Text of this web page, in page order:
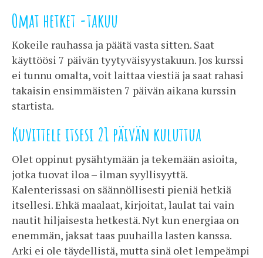
Omat hetket -takuu
Kokeile rauhassa ja päätä vasta sitten. Saat
käyttöösi 7 päivän tyytyväisyystakuun. Jos kurssi
ei tunnu omalta, voit laittaa viestiä ja saat rahasi
takaisin ensimmäisten 7 päivän aikana kurssin
startista.
Kuvittele itsesi 21 päivän kuluttua
Olet oppinut pysähtymään ja tekemään asioita,
jotka tuovat iloa – ilman syyllisyyttä.
Kalenterissasi on säännöllisesti pieniä hetkiä
itsellesi. Ehkä maalaat, kirjoitat, laulat tai vain
nautit hiljaisesta hetkestä. Nyt kun energiaa on
enemmän, jaksat taas puuhailla lasten kanssa.
Arki ei ole täydellistä, mutta sinä olet lempeämpi